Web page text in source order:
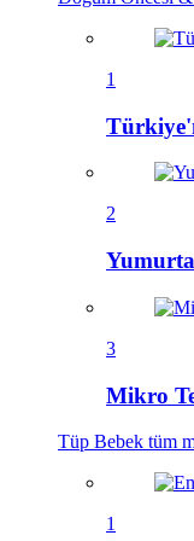
1
2
3
Mikro
Tüp Bebek tüm
1